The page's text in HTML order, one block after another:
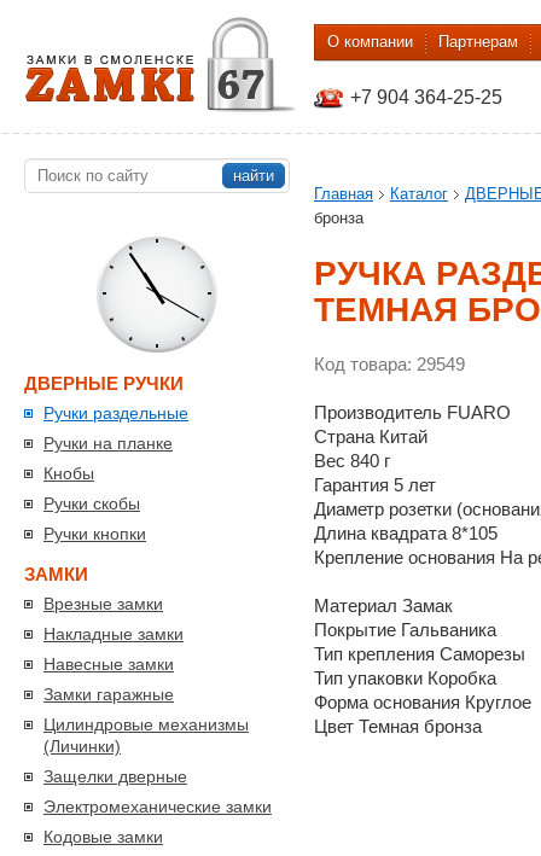
О компании Партнерам
+7 904 364-25-25
найти
ДВЕРНЫЕ РУЧКИ
Ручки раздельные
Ручки на планке
Кнобы
Ручки скобы
Ручки кнопки
ЗАМКИ
Врезные замки
Накладные замки
Навесные замки
Замки гаражные
Цилиндровые механизмы
(Личинки)
Защелки дверные
Электромеханические замки
Кодовые замки
Главная Каталог
бронза
РУЧКА
ТЕМНАЯ
Код товара: 29549
Производитель FUARO
Страна Китай
Вес 840 г
Гарантия 5 лет
Диаметр розетки
Длина квадрата 8*105
Крепление основания На
Материал Замак
Покрытие Гальваника
Тип крепления Саморезы
Тип упаковки Коробка
Форма основания Круглое
Цвет Темная бронза